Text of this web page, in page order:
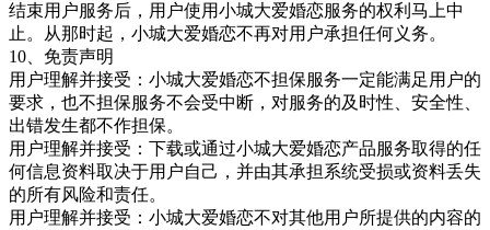
结束用户服务后，用户使用小城大爱婚恋服务的权利马上中
止。从那时起， 小城大爱婚恋不再对用户承担任何义务。
10、免责声明
用户理解并接受： 小城大爱婚恋不担保服务一定能满足用户的
要求，也不担保服务不会受中断，对服务的及时性、安全性、
出错发生都不作担保。
用户理解并接受：下载或通过小城大爱婚恋产品服务取得的任
何信息资料取决于用户自己，并由其承担系统受损或资料丢失
的所有风险和责任。
用户理解并接受： 小城大爱婚恋不对其他用户所提供的内容的